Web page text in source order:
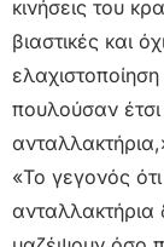
κινήσεις του
βιαστικές και
πουλούσαν
«Το γεγονός
ανταλλακτήρια